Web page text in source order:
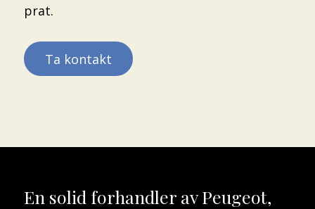
prat.
Ta kontakt
En solid forhandler avPeugeot,